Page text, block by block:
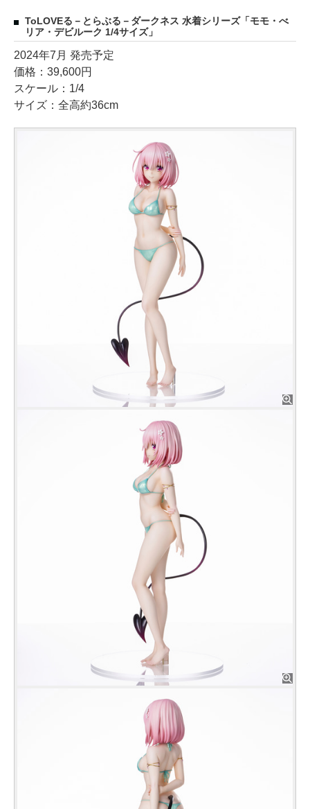
ToLOVEる－とらぶる－ダークネス 水着シリーズ「モモ・べ
リア・デビルーク 1/4サイズ」
2024年7月 発売予定
価格：39,600円
スケール：1/4
サイズ：全高約36cm